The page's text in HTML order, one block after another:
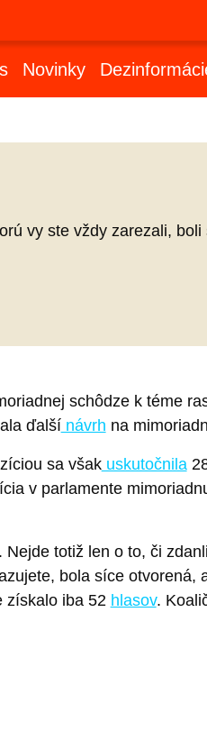
Novinky
vy ste vždy zarezali, boli
schôdze k téme
ďalšínávrh na
sa všakuskutočnila
v parlamente
totiž len o to, či
bola síce
získalo iba 52 hlasov.